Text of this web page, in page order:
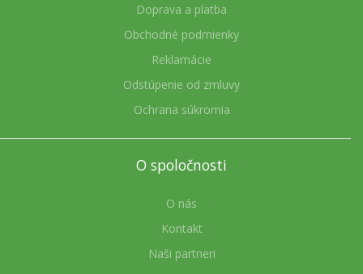
Doprava a platba
Obchodné podmienky
Reklamácie
Odstúpenie od zmluvy
Ochrana súkromia
O spoločnosti
O nás
Kontakt
Naši partneri